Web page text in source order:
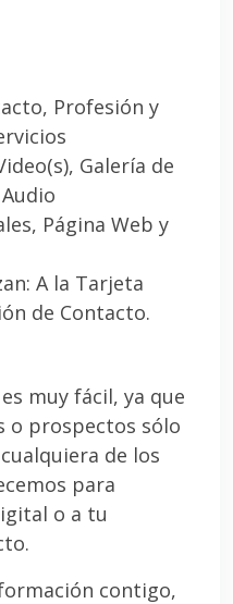
Profesión y
Galería de
Página Web y
A la Tarjeta
de Contacto.
muy fácil, ya que
o prospectos sólo
de los
para
o a tu
contigo,